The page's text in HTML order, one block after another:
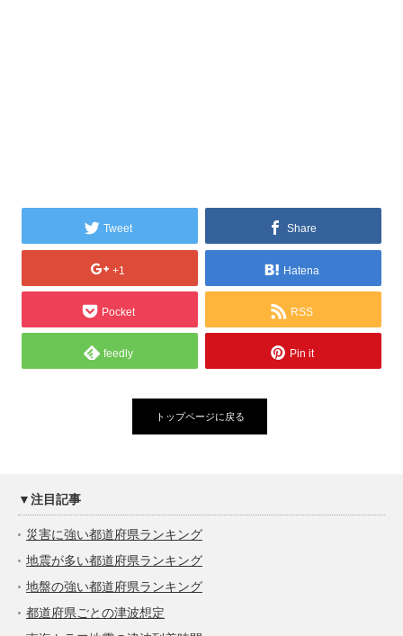
Tweet Share
+1 Hatena
Pocket RSS
feedly Pin it
トップページに戻る
▼注目記事
災害に強い都道府県ランキング
地震が多い都道府県ランキング
地盤の強い都道府県ランキング
都道府県ごとの津波想定